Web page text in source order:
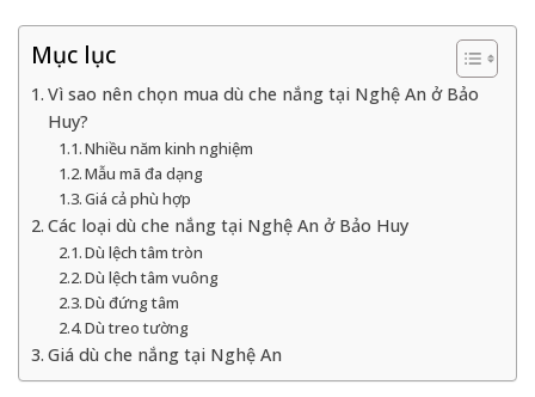
Mục lục
Vì sao nên chọn mua dù che nắng tại Nghệ An ở Bảo
Huy?
Nhiều năm kinh nghiệm
Mẫu mã đa dạng
Giá cả phù hợp
Các loại dù che nắng tại Nghệ An ở Bảo Huy
Dù lệch tâm tròn
Dù lệch tâm vuông
Dù đứng tâm
Dù treo tường
Giá dù che nắng tại Nghệ An